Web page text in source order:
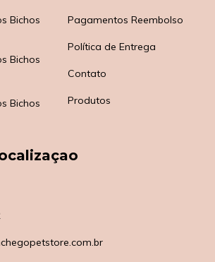
Bichos
Bichos
Bichos
Pagamentos Reembolso
Política de Entrega
Contato
Produtos